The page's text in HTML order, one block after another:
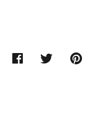
FACEBOOKTWITTER